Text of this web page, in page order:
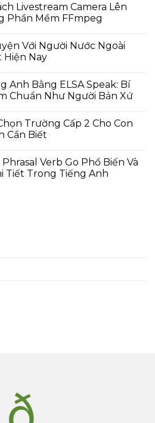
Livestream Camera Lên
Phần Mềm FFmpeg
Với Người Nước Ngoài
Hiện Nay
Anh Bằng ELSA Speak: Bí
Chuẩn Như Người Bản Xứ
Trường Cấp 2 Cho Con
Cần Biết
Verb Go Phổ Biến Và
Tiết Trong Tiếng Anh